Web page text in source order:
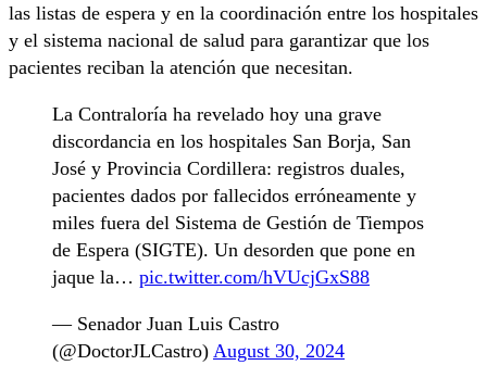
las listas de espera y en la coordinación entre los hospitales
y el sistema nacional de salud para garantizar que los
pacientes reciban la atención que necesitan.
La Contraloría ha revelado hoy una grave
discordancia en los hospitales San Borja, San
José y Provincia Cordillera: registros duales,
pacientes dados por fallecidos erróneamente y
miles fuera del Sistema de Gestión de Tiempos
de Espera (SIGTE). Un desorden que pone en
jaque la… pic.twitter.com/hVUcjGxS88
— Senador Juan Luis Castro
(@DoctorJLCastro) August 30, 2024